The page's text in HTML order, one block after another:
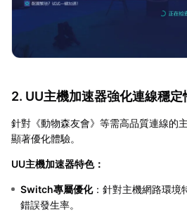
2. UU主機加速器強化連線穩定
針對《動物森友會》等需高品質連線的
顯著優化體驗。
UU主機加速器特色：
Switch專屬優化：針對主機網路環境
錯誤發生率。